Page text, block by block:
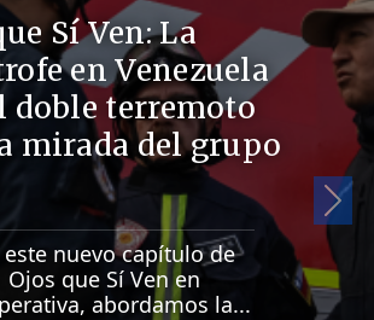
Sí Ven: La
en Venezuela
doble terremoto
mirada del grupo
este nuevo capítulo de
Ojos que Sí Ven en
abordamos la...